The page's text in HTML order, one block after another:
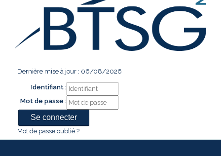
Dernière mise à jour : 06/08/2026
Identifiant :
Mot de passe :
Mot de passe oublié ?